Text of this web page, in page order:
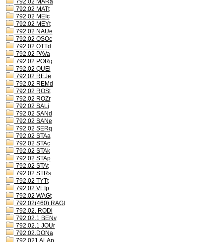
792.02 MARa
792.02 MATt
792.02 MEIc
792.02 MEYt
792.02 NAUe
792.02 OSOc
792.02 OTTd
792.02 PAVa
792.02 PORg
792.02 QUEi
792.02 REJe
792.02 REMd
792.02 ROSt
792.02 ROZr
792.02 SALi
792.02 SANd
792.02 SANe
792.02 SERq
792.02 STAa
792.02 STAc
792.02 STAk
792.02 STAp
792.02 STAt
792.02 STRs
792.02 TYTt
792.02 VEIp
792.02 WAGt
792.02(460) RAGt
792.02. RODl
792.02.1 BENv
792.02.1 JOUr
792.02.DONa
792.021 ALAp